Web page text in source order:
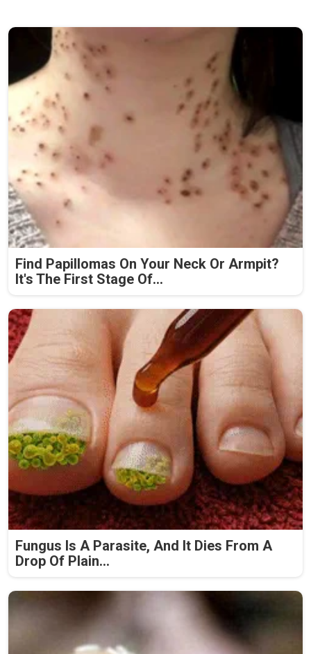
Find Papillomas On Your Neck Or Armpit?
It's The First Stage Of...
Fungus Is A Parasite, And It Dies From A
Drop Of Plain...